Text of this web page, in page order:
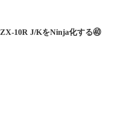
ZX-10R J/KをNinja化する㊵